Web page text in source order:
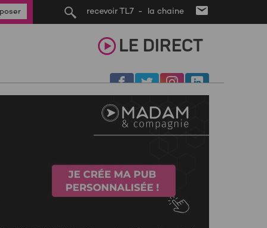
recevoir TL7 - la chaine
LE DIRECT